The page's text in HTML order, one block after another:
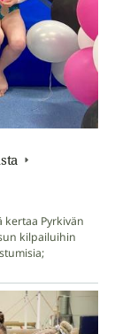
kertaa Pyrkivän
kilpailuihin